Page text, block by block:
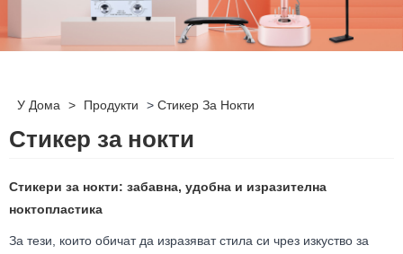
У Дома > Продукти > Стикер За Нокти
Стикер за нокти
Стикери за нокти: забавна, удобна и изразителна
ноктопластика
За тези, които обичат да изразяват стила си чрез изкуство за